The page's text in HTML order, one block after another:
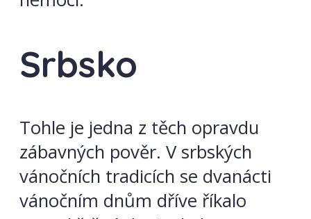
Srbsko
Tohle je jedna z těch opravdu
zábavných pověr. V srbských
vánočních tradicích se dvanácti
vánočním dnům dříve říkalo